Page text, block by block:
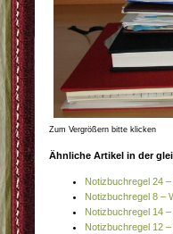
Zum Vergrößern bitte klicken
Ähnliche Artikel in der
Notizbuchregel 24
Notizbuchregel 8 –
Notizbuchregel 14
Notizbuchregel 12